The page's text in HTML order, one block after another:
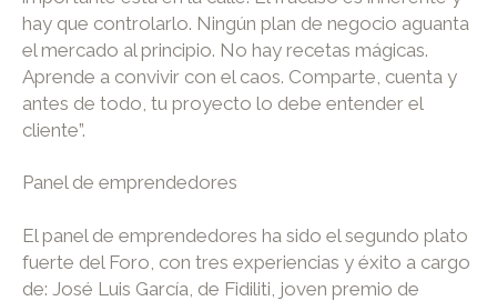
hay que controlarlo. Ningún plan de negocio aguanta
el mercado al principio. No hay recetas mágicas.
Aprende a convivir con el caos. Comparte, cuenta y
antes de todo, tu proyecto lo debe entender el
cliente”.
Panel de emprendedores
El panel de emprendedores ha sido el segundo plato
fuerte del Foro, con tres experiencias y éxito a cargo
de: José Luis García, de Fidiliti, joven premio de